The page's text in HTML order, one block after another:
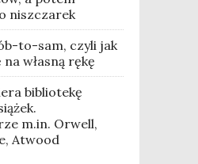
niszczarek
to-sam, czyli jak
własną rękę
bibliotekę
m.in. Orwell,
Atwood